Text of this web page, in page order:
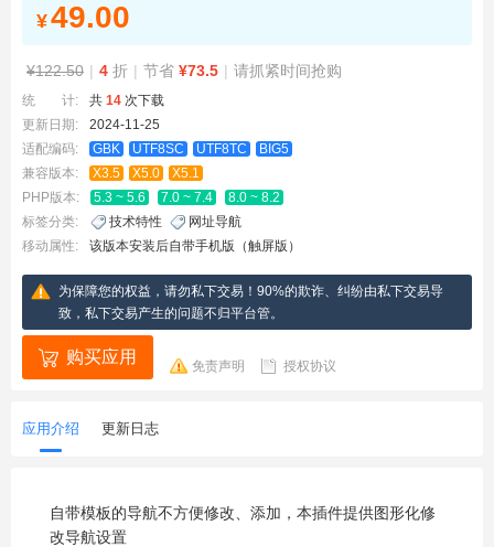
¥49.00
¥122.50 | 4 折 | 节省 ¥73.5 | 请抓紧时间抢购
统 计: 共 14 次下载
更新日期:
2024-11-25
适配编码:
GBK UTF8SC UTF8TC
BIG5
兼容版本:
X3.5 X5.0
X5.1
PHP版本:
5.3 ~ 5.6 7.0 ~ 7.4
8.0 ~ 8.2
标签分类:
技术特性
网址导航
移动属性:
该版本安装后自带手机版（触屏版）
为保障您的权益，请勿私下交易！90%的欺诈、纠纷由私下交易导
致，私下交易产生的问题不归平台管。
购买应用 免责声明 授权协议
应用介绍 更新日志
自带模板的导航不方便修改、添加，本插件提供图形化修
改导航设置